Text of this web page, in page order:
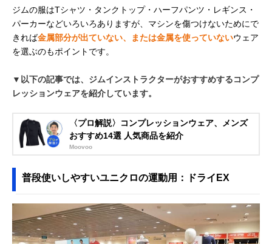
ジムの服はTシャツ・タンクトップ・ハーフパンツ・レギンス・
パーカーなどいろいろありますが、マシンを傷つけないためにで
きれば金属部分が出ていない、または金属を使っていないウェア
を選ぶのもポイントです。
▼以下の記事では、ジムインストラクターがおすすめするコンプ
レッションウェアを紹介しています。
〈プロ解説〉コンプレッションウェア、メンズ
おすすめ14選 人気商品を紹介
Moovoo
普段使いしやすいユニクロの運動用：ドライEX